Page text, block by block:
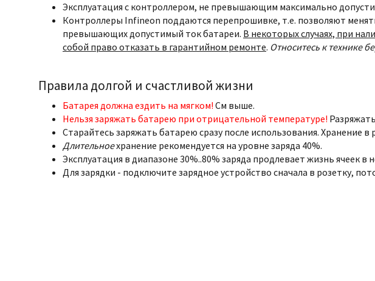
Эксплуатация с контроллером, не превышающим максимально
Контроллеры Infineon поддаются перепрошивке, т.е. позволяют
превышающих допустимый ток батареи. В некоторых случаях, при
собой право отказать в гарантийном ремонте. Относитесь к технике
Правила долгой и счастливой жизни
Батарея должна ездить на мягком! См выше.
Нельзя заряжать батарею при отрицательной температуре!
Старайтесь заряжать батарею сразу после использования. Хранение в
Длительноехранение рекомендуется на уровне заряда 40%.
Эксплуатация в диапазоне 30%..80% заряда продлевает жизнь ячеек в
Для зарядки - подключите зарядное устройство сначала в розетку,